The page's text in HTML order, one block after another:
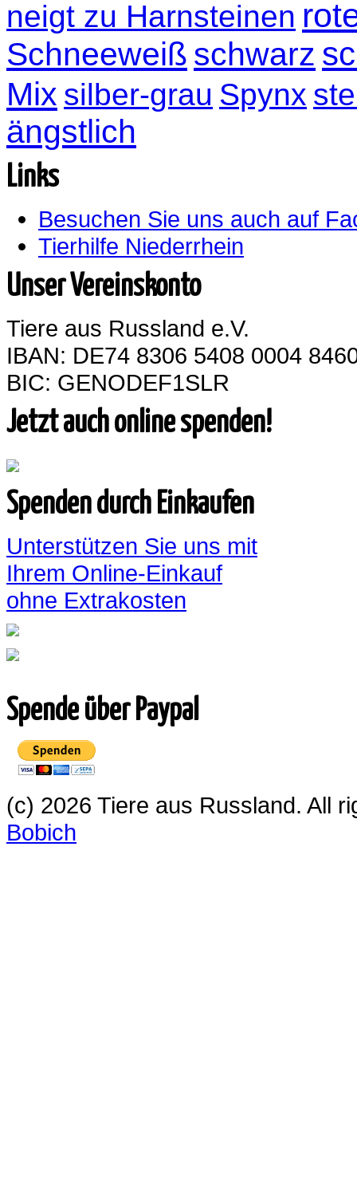
neigt zu Harnsteinen
Schneeweiß schwarz
Mix silber-grau Spynx
ängstlich
Links
Besuchen Sie uns auch auf
Tierhilfe Niederrhein
Unser Vereinskonto
Tiere aus Russland e.V.
IBAN: DE74 8306 5408 0004
BIC: GENODEF1SLR
Jetzt auch online spenden!
Spenden durch Einkaufen
Unterstützen Sie uns mit
Ihrem Online-Einkauf
ohne Extrakosten
Spende über Paypal
(c) 2026 Tiere aus Russland. All
Bobich